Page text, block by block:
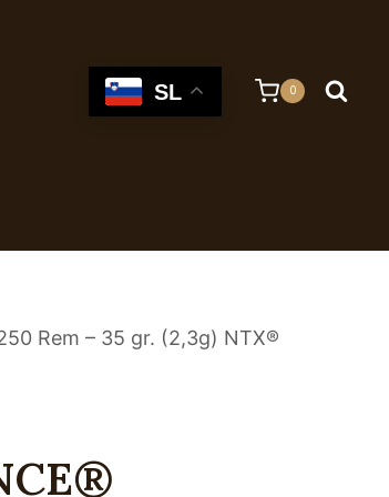
SL 0
Rem – 35 gr. (2,3g) NTX®